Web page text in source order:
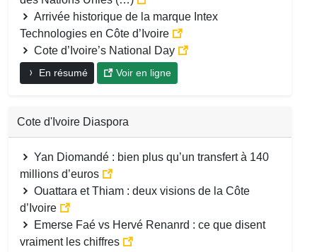
Arrivée historique de la marque Intex
Technologies en Côte d’Ivoire
Cote d’Ivoire’s National Day
En résumé Voir en ligne
Cote d'Ivoire Diaspora
Yan Diomandé : bien plus qu’un transfert à 140
millions d’euros
Ouattara et Thiam : deux visions de la Côte
d’Ivoire
Emerse Faé vs Hervé Renanrd : ce que disent
vraiment les chiffres